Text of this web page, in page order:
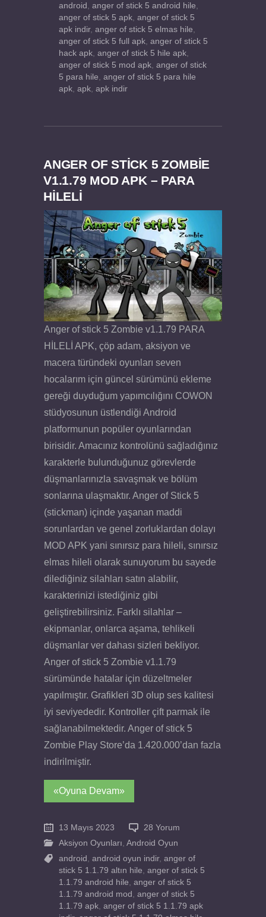
android anger of stick 5 android hile
anger of stick 5 apk anger of stick 5
apk indir, anger of stick 5 elmas hile
anger of stick 5 full apk anger of stick 5
hack apk anger of stick 5 hile apk
anger of stick 5 mod apk anger of stick
5 para hile anger of stick 5 para hile
apk apk apk indir
ANGER OF STICK 5 ZOMBIE
V1.1.79 MOD APK – PARA
HİLELİ
Anger of stick 5 Zombie v1.1.79 PARA
HİLELİ APK, çöp adam, aksiyon ve
macera türündeki oyunları seven
hocalarım için güncel sürümünü ekleme
gereği duyduğum yapımcılığını COWON
stüdyosunun üstlendiği Android
platformunun popüler oyunlarından
birisidir. Amacınız kontrolünü sağladığınız
karakterle bulunduğunuz görevlerde
düşmanlarınızla savaşmak ve bölüm
sonlarına ulaşmaktır. Anger of Stick 5
(stickman) içinde yaşanan maddi
sorunlardan ve genel zorluklardan dolayı
MOD APK yani sınırsız para hileli, sınırsız
elmas hileli olarak sunuyorum bu sayede
dilediğiniz silahları satın alabilir,
karakterinizi istediğiniz gibi
geliştirebilirsiniz. Farklı silahlar –
ekipmanlar, onlarca aşama, tehlikeli
düşmanlar ver dahası sizleri bekliyor.
Anger of stick 5 Zombie v1.1.79
sürümünde hatalar için düzeltmeler
yapılmıştır. Grafikleri 3D olup ses kalitesi
iyi seviyededir. Kontroller çift parmak ile
sağlanabilmektedir. Anger of stick 5
Zombie Play Store’da 1.420.000’dan fazla
indirilmiştir.
«Oyuna Devam»
13 Mayıs 2023
28 Yorum
Aksiyon Oyunları, Android Oyun
android , android oyun indir, anger of
stick 5 1.1.79 altın hile, anger of stick 5
1.1.79 android hile, anger of stick 5
1.1.79 android mod , anger of stick 5
1.1.79 apk, anger of stick 5 1.1.79 apk